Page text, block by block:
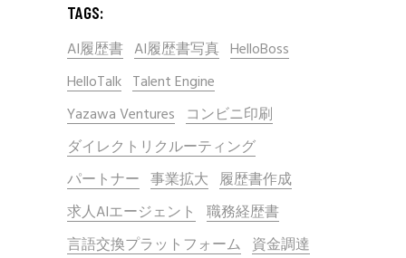
TAGS:
AI履歴書 AI履歴書写真 HelloBoss
HelloTalk Talent Engine
Yazawa Ventures コンビニ印刷
ダイレクトリクルーティング
パートナー 事業拡大 履歴書作成
求人AIエージェント
職務経歴書
言語交換プラットフォーム 資金調達